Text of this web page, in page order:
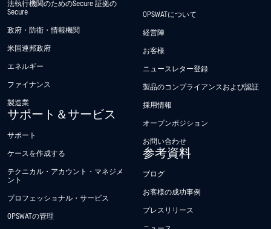
法執行機関のためのSecure 証拠の
Secure
政府・防衛・情報機関
米国連邦政府
エネルギー
ファイナンス
製造業
サポート＆サービス
サポート
ケースを作成する
テクニカル・アカウント・マネジメ
ント
プロフェッショナル・サービス
OPSWATの管理
OPSWATについて
経営陣
お客様
ニュースレター登録
製品のコンプライアンスおよび認証
採用情報
オープンポジション
お問い合わせ
参考資料
ブログ
お客様の成功事例
プレスリリース